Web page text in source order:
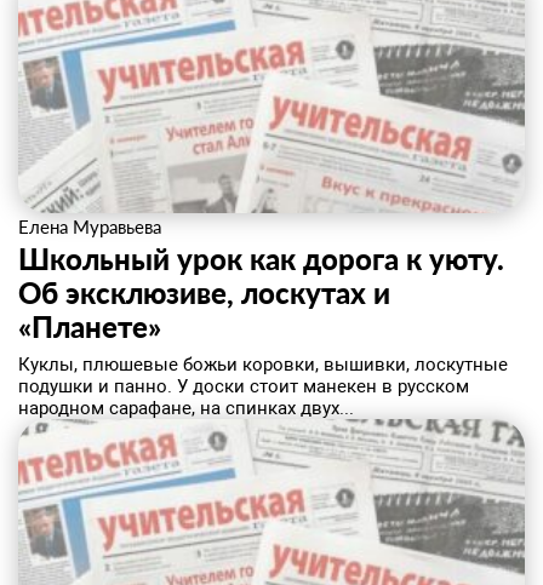
Елена Муравьева
Школьный урок как дорога к уюту.
Об эксклюзиве, лоскутах и
«Планете»
Куклы, плюшевые божьи коровки, вышивки, лоскутные
подушки и панно. У доски стоит манекен в русском
народном сарафане, на спинках двух...